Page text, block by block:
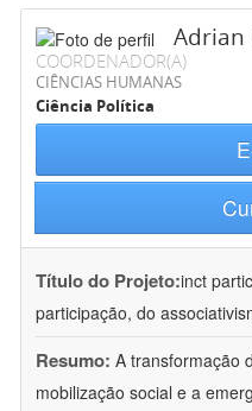
Adrian
COORDENADOR(A)
CIÊNCIAS HUMANAS
Ciência Política
Título do Projeto:inct
participação, do
Resumo: A transformação
mobilização social e a